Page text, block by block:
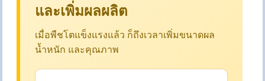
และเพิ่มผลผลิต
เมื่อพืชโตแข็งแรงแล้ว ก็ถึงเวลาเพิ่มขนาดผล
น้ำหนัก และคุณภาพ